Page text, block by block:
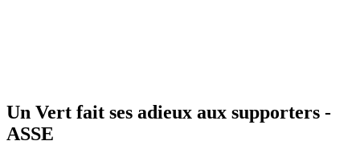
Un Vert fait ses adieux aux supporters -
ASSE